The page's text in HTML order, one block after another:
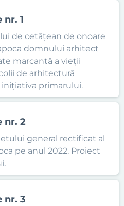
1
de cetățean de onoare
domnului arhitect
marcantă a vieții
de arhitectură
primarului.
nr. 2
general rectificat al
pe anul 2022. Proiect
nr. 3